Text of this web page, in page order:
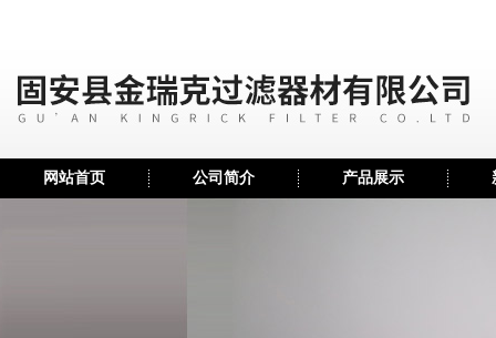
网站首页 公司简介 产品展示